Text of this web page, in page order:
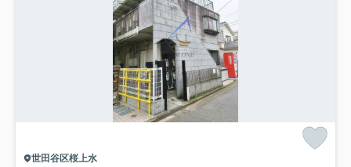
世田谷区桜上水